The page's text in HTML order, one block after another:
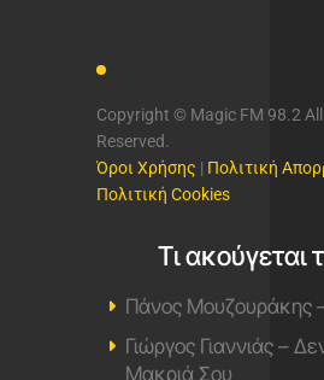
Copyright © Magic FM 98.2
Reserved.
Όροι Χρήσης | Πολιτική
Πολιτική Cookies
Τι ακούγεται
Πάνος Μουζουράκης
Γιώργος Γιαννιάς –
Μακριά Σου